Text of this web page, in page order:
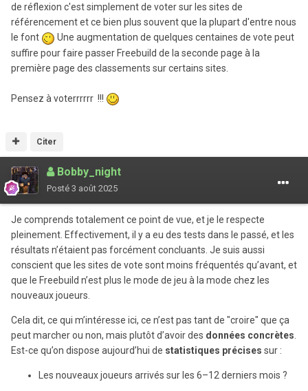
de réflexion c'est simplement de voter sur les sites de
référencement et ce bien plus souvent que la plupart d'entre nous
le font
Une augmentation de quelques centaines de vote peut
suffire pour faire passer Freebuild de la seconde page à la
première page des classements sur certains sites.
Pensez à voterrrrrr !!!
Citer
Bobby_night
Posté 3 août 2025
Je comprends totalement ce point de vue, et je le respecte
pleinement. Effectivement, il y a eu des tests dans le passé, et les
résultats n’étaient pas forcément concluants. Je suis aussi
conscient que les sites de vote sont moins fréquentés qu’avant, et
que le Freebuild n’est plus le mode de jeu à la mode chez les
nouveaux joueurs.
Cela dit, ce qui m’intéresse ici, ce n’est pas tant de "croire" que ça
peut marcher ou non, mais plutôt d’avoir des données concrètes
Est-ce qu’on dispose aujourd’hui de statistiques précises sur :
Les nouveaux joueurs arrivés sur les 6–12 derniers mois ?